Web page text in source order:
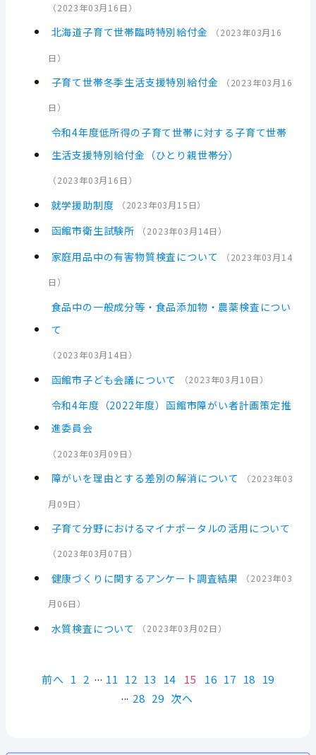
（2023年03月16日 ）
北海道子育て世帯臨時特別給付金 （2023年03月16
日 ）
子育て世帯冬季生活支援特別給付金 （2023年03月16
日 ）
令和4年度低所得の子育て世帯に対する子育て世帯
生活支援特別給付金（ひとり親世帯分）
（2023年03月16日 ）
就学援助制度 （2023年03月15日）
函館市衛生試験所 （2023年03月14日 ）
家庭用品中の有害物質検査について （2023年03月14
日 ）
食品中の一般成分等・食品添加物・農薬検査につい
て
（2023年03月14日 ）
函館市子ども会議について （2023年03月10日 ）
令和4年度（2022年度）函館市障がい者計画策定推
進委員会
（2023年03月09日 ）
障がいを理由とする差別の解消について （2023年03
月09日 ）
子育て分野におけるマイナポータルの活用について
（2023年03月07日 ）
健康づくりに関するアンケート調査結果 （2023年03
月06日 ）
水質検査について （2023年03月02日 ）
前へ 1 2 11 12 13 14 15 16 17 18 19
28 29 次へ